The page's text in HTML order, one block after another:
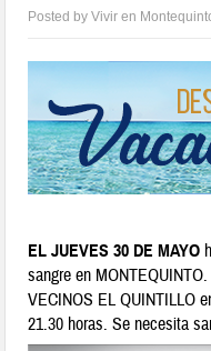
Posted byVivir en
EL JUEVES 30 DE MAYO
sangre en
VECINOS EL QUINTILLO
21.30 horas. Se necesita